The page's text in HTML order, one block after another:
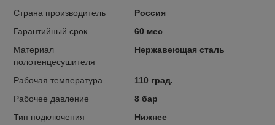
Страна производитель
Россия
Гарантийный срок
60 мес
Материал
полотенцесушителя
Нержавеющая сталь
Рабочая температура
110 град.
Рабочее давление
8 бар
Тип подключения
Нижнее